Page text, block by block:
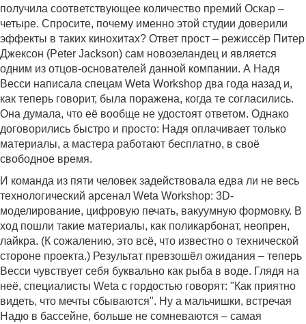
получила соответствующее количество премий Оскар –
четыре. Спросите, почему именно этой студии доверили
эффекты в таких кинохитах? Ответ прост – режиссёр Питер
Джексон (Peter Jackson) сам новозеландец и является
одним из отцов-основателей данной компании. А Надя
Весси написала спецам Weta Workshop два года назад и,
как теперь говорит, была поражена, когда те согласились.
Она думала, что её вообще не удостоят ответом. Однако
договорились быстро и просто: Надя оплачивает только
материалы, а мастера работают бесплатно, в своё
свободное время.
И команда из пяти человек задействовала едва ли не весь
технологический арсенал Weta Workshop: 3D-
моделирование, цифровую печать, вакуумную формовку. В
ход пошли такие материалы, как поликарбонат, неопрен,
лайкра. (К сожалению, это всё, что известно о технической
стороне проекта.) Результат превзошёл ожидания – теперь
Весси чувствует себя буквально как рыба в воде. Глядя на
неё, специалисты Weta с гордостью говорят: "Как приятно
видеть, что мечты сбываются". Ну а мальчишки, встречая
Надю в бассейне, больше не сомневаются – самая